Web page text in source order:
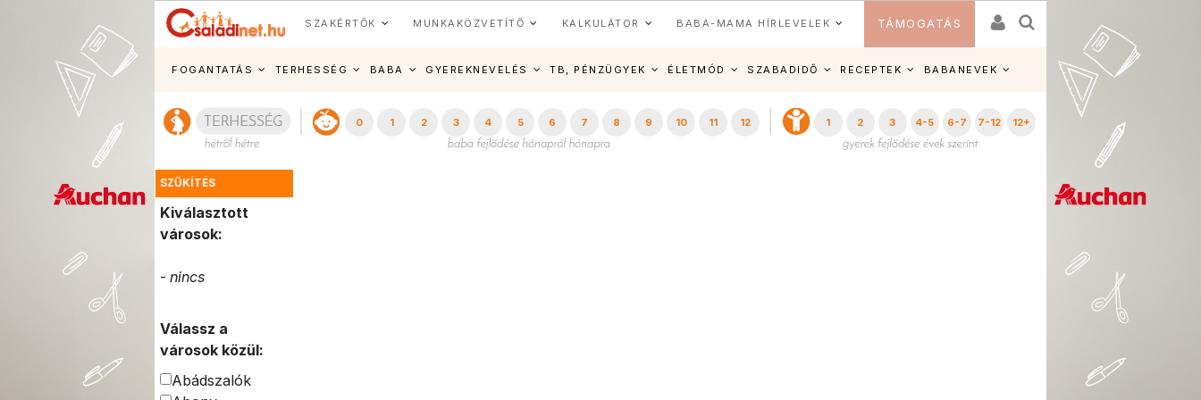
SZAKÉRTŐK MUNKAKÖZVETÍTŐ KALKULÁTOR BABA-MAMA HÍRLEVELEK TÁMOGATÁS
FOGANTATÁS TERHESSÉG BABA GYEREKNEVELÉS TB, PÉNZÜGYEK ÉLETMÓD SZABADIDŐ RECEPTEK BABANEVEK
0 1 2 3 4 5 6 7 8 9 10 11 12 1 2 3 4-5 6-7 7-12 12+
SZŰKÍTÉS
Kiválasztott
városok:
- nincs
Válassz a
városok közül:
Abádszalók